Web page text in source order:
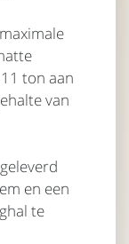
ton aan
van
en een
te